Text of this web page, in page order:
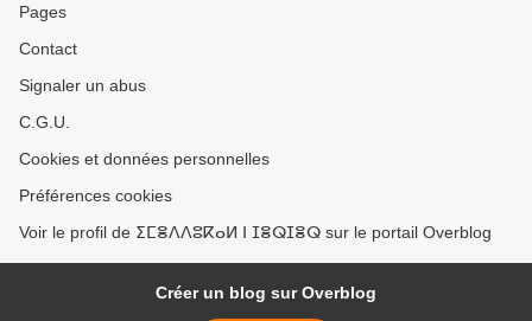
Pages
Contact
Signaler un abus
C.G.U.
Cookies et données personnelles
Préférences cookies
Voir le profil de ⵉⵎⴻⴷⴷⵓⴽⴰⵍ ⵏ ⵊⴻⵕⵊⴻⵕ sur le portail Overblog
Créer un blog sur Overblog